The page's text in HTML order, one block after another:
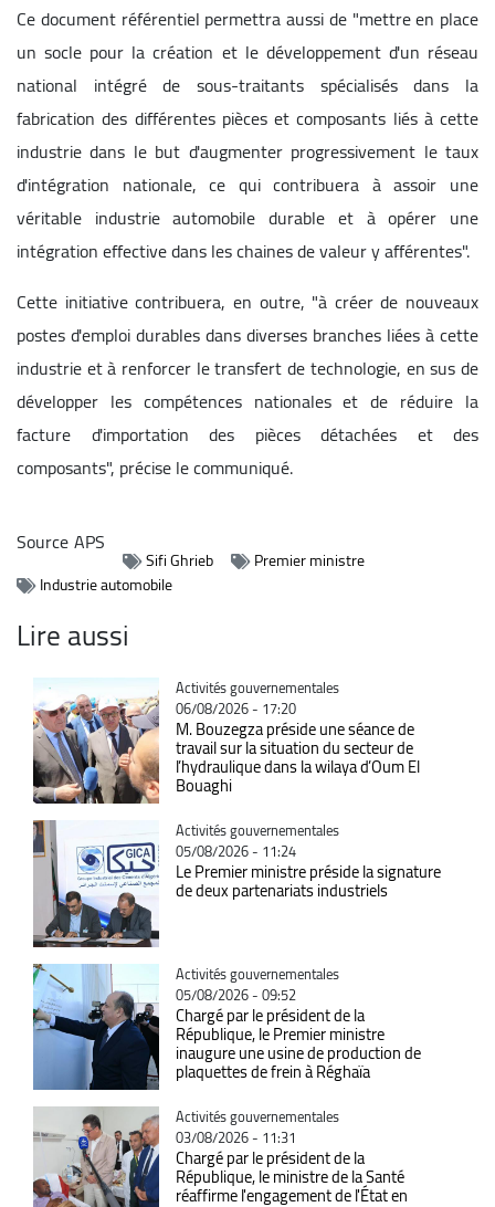
Ce document référentiel permettra aussi de "mettre en place
un socle pour la création et le développement d'un réseau
national intégré de sous-traitants spécialisés dans la
fabrication des différentes pièces et composants liés à cette
industrie dans le but d'augmenter progressivement le taux
d'intégration nationale, ce qui contribuera à assoir une
véritable industrie automobile durable et à opérer une
intégration effective dans les chaines de valeur y afférentes".
Cette initiative contribuera, en outre, "à créer de nouveaux
postes d'emploi durables dans diverses branches liées à cette
industrie et à renforcer le transfert de technologie, en sus de
développer les compétences nationales et de réduire la
facture d'importation des pièces détachées et des
composants", précise le communiqué.
SourceAPS
Sifi Ghrieb
Premier ministre
Industrie automobile
Lire aussi
Catégorie
Activités gouvernementales
06/08/2026 - 17:20
M. Bouzegza préside une séance de
travail sur la situation du secteur de
l’hydraulique dans la wilaya d’Oum El
Bouaghi
Catégorie
Activités gouvernementales
05/08/2026 - 11:24
Le Premier ministre préside la signature
de deux partenariats industriels
Catégorie
Activités gouvernementales
05/08/2026 - 09:52
Chargé par le président de la
République, le Premier ministre
inaugure une usine de production de
plaquettes de frein à Réghaïa
Catégorie
Activités gouvernementales
03/08/2026 - 11:31
Chargé par le président de la
République, le ministre de la Santé
réaffirme l'engagement de l'État en